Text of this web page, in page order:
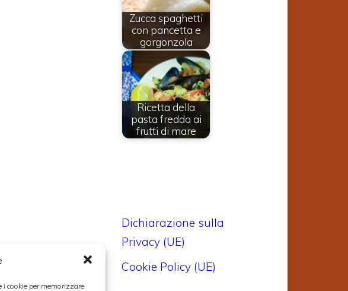
i cookie per memorizzare
aspettate
Zucca spaghetti
con pancetta e
gorgonzola
Ricetta della
pasta fredda ai
frutti di mare
Dichiarazione sulla
Privacy (UE)
Cookie Policy (UE)